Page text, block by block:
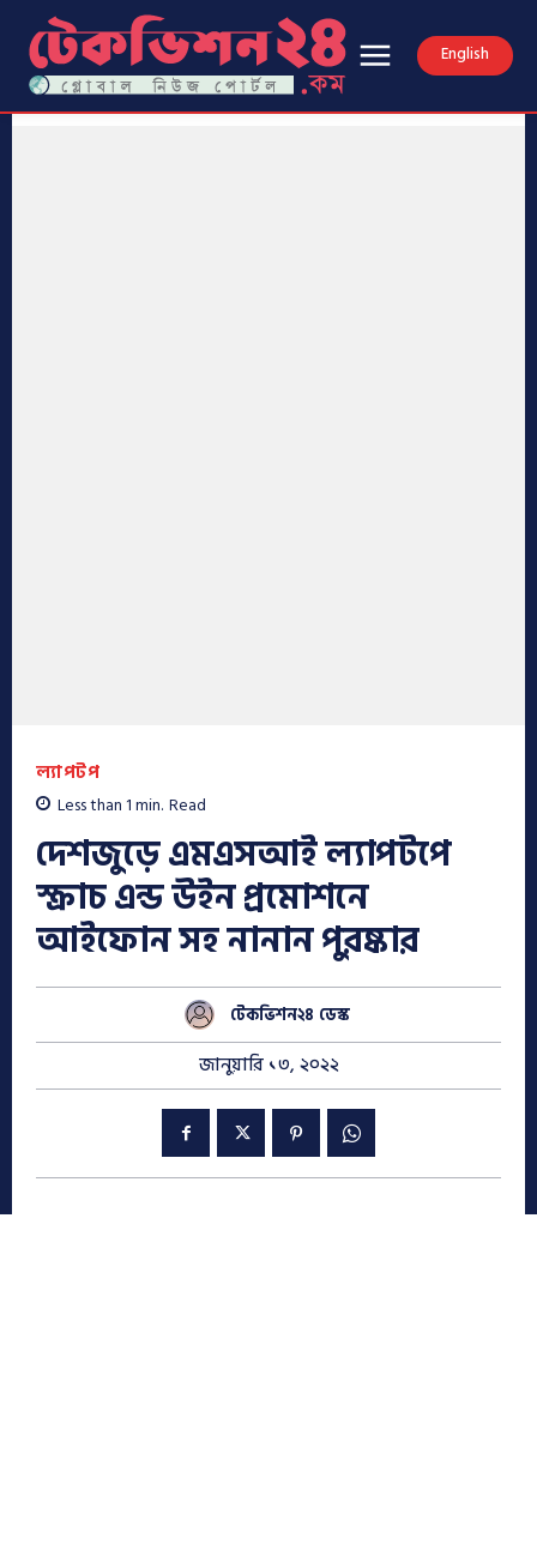
English
ল্যাপটপ
Less than 1min. Read
দেশজুড়ে এমএসআই ল্যাপটপে
স্ক্রাচ এন্ড উইন প্রমোশনে
আইফোন সহ নানান পুরষ্কার
টেকভিশন২৪ ডেস্ক
জানুয়ারি ১৩, ২০২২